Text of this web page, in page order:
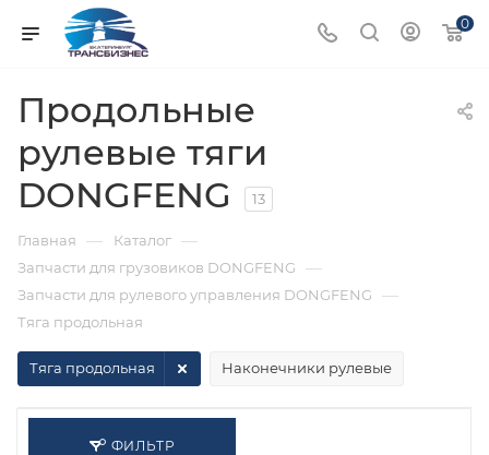
0
Продольные
рулевые тяги
DONGFENG
13
Главная — Каталог —
Запчасти для грузовиков DONGFENG —
Запчасти для рулевого управления DONGFENG —
Тяга продольная
Тяга продольная Наконечники рулевые
ФИЛЬТР